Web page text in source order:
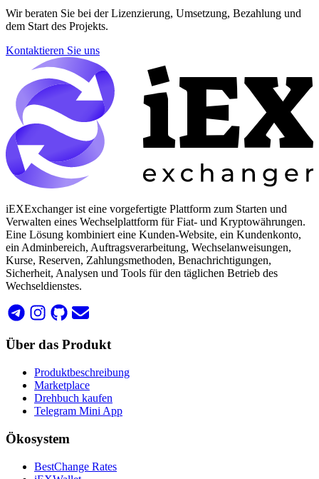
Wir beraten Sie bei der Lizenzierung, Umsetzung, Bezahlung und
dem Start des Projekts.
Kontaktieren Sie uns
iEXExchanger ist eine vorgefertigte Plattform zum Starten und
Verwalten eines Wechselplattform für Fiat- und Kryptowährungen.
Eine Lösung kombiniert eine Kunden-Website, ein Kundenkonto,
ein Adminbereich, Auftragsverarbeitung, Wechselanweisungen,
Kurse, Reserven, Zahlungsmethoden, Benachrichtigungen,
Sicherheit, Analysen und Tools für den täglichen Betrieb des
Wechseldienstes.
Über das Produkt
Produktbeschreibung
Marketplace
Drehbuch kaufen
Telegram Mini App
Ökosystem
BestChange Rates